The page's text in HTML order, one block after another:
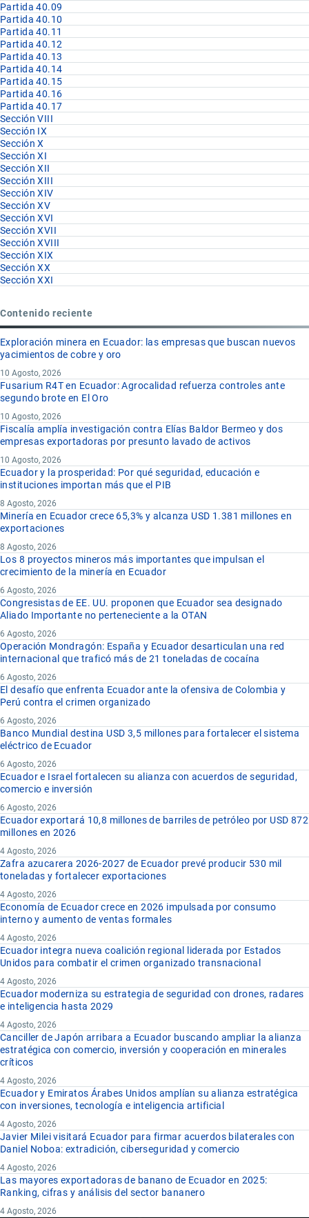
Partida 40.09
Partida 40.10
Partida 40.11
Partida 40.12
Partida 40.13
Partida 40.14
Partida 40.15
Partida 40.16
Partida 40.17
Sección VIII
Sección IX
Sección X
Sección XI
Sección XII
Sección XIII
Sección XIV
Sección XV
Sección XVI
Sección XVII
Sección XVIII
Sección XIX
Sección XX
Sección XXI
Contenido reciente
Exploración minera en Ecuador: las empresas que buscan nuevos
yacimientos de cobre y oro
10 Agosto, 2026
Fusarium R4T en Ecuador: Agrocalidad refuerza controles ante
segundo brote en El Oro
10 Agosto, 2026
Fiscalía amplía investigación contra Elías Baldor Bermeo y dos
empresas exportadoras por presunto lavado de activos
10 Agosto, 2026
Ecuador y la prosperidad: Por qué seguridad, educación e
instituciones importan más que el PIB
8 Agosto, 2026
Minería en Ecuador crece 65,3% y alcanza USD 1.381 millones en
exportaciones
8 Agosto, 2026
Los 8 proyectos mineros más importantes que impulsan el
crecimiento de la minería en Ecuador
6 Agosto, 2026
Congresistas de EE. UU. proponen que Ecuador sea designado
Aliado Importante no perteneciente a la OTAN
6 Agosto, 2026
Operación Mondragón: España y Ecuador desarticulan una red
internacional que traficó más de 21 toneladas de cocaína
6 Agosto, 2026
El desafío que enfrenta Ecuador ante la ofensiva de Colombia y
Perú contra el crimen organizado
6 Agosto, 2026
Banco Mundial destina USD 3,5 millones para fortalecer el sistema
eléctrico de Ecuador
6 Agosto, 2026
Ecuador e Israel fortalecen su alianza con acuerdos de seguridad,
comercio e inversión
6 Agosto, 2026
Ecuador exportará 10,8 millones de barriles de petróleo por USD 872
millones en 2026
4 Agosto, 2026
Zafra azucarera 2026-2027 de Ecuador prevé producir 530 mil
toneladas y fortalecer exportaciones
4 Agosto, 2026
Economía de Ecuador crece en 2026 impulsada por consumo
interno y aumento de ventas formales
4 Agosto, 2026
Ecuador integra nueva coalición regional liderada por Estados
Unidos para combatir el crimen organizado transnacional
4 Agosto, 2026
Ecuador moderniza su estrategia de seguridad con drones, radares
e inteligencia hasta 2029
4 Agosto, 2026
Canciller de Japón arribara a Ecuador buscando ampliar la alianza
estratégica con comercio, inversión y cooperación en minerales
críticos
4 Agosto, 2026
Ecuador y Emiratos Árabes Unidos amplían su alianza estratégica
con inversiones, tecnología e inteligencia artificial
4 Agosto, 2026
Javier Milei visitará Ecuador para firmar acuerdos bilaterales con
Daniel Noboa: extradición, ciberseguridad y comercio
4 Agosto, 2026
Las mayores exportadoras de banano de Ecuador en 2025:
Ranking, cifras y análisis del sector bananero
4 Agosto, 2026